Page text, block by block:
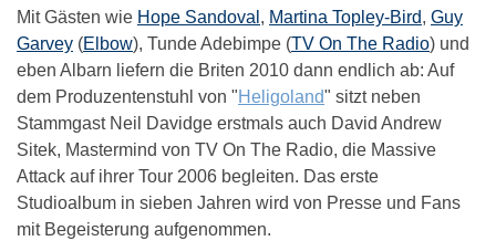
Mit Gästen wie Hope Sandoval , Martina Topley-Bird, Guy
Garvey (Elbow), Tunde Adebimpe (TV On The Radio) und
eben Albarn liefern die Briten 2010 dann endlich ab: Auf
dem Produzentenstuhl von "Heligoland" sitzt neben
Stammgast Neil Davidge erstmals auch David Andrew
Sitek, Mastermind von TV On The Radio, die Massive
Attack auf ihrer Tour 2006 begleiten. Das erste
Studioalbum in sieben Jahren wird von Presse und Fans
mit Begeisterung aufgenommen.